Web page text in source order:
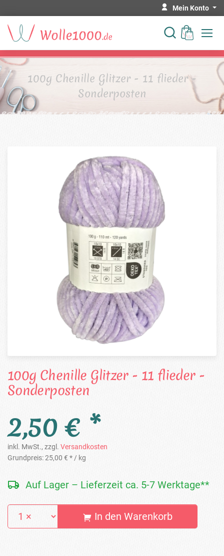
Mein Konto
100g Chenille Glitzer - 11 flieder -
Sonderposten
100g Chenille Glitzer - 11 flieder -
Sonderposten
2,50 € *
inkl. MwSt., zzgl. Versandkosten
Grundpreis:25,00 € * / kg
Auf Lager – Lieferzeit ca. 5-7 Werktage**
In den Warenkorb